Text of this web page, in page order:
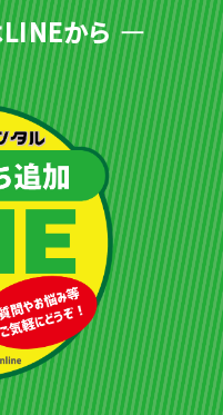
から